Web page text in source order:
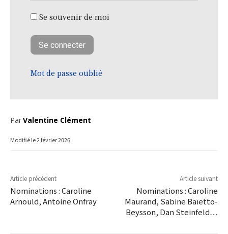
Se souvenir de moi
Mot de passe oublié
ParValentine Clément
Modifié le2 février 2026
Article précédent
Nominations : Caroline
Arnould, Antoine Onfray
Article suivant
Nominations : Caroline
Maurand, Sabine Baïetto-
Beysson, Dan Steinfeld…